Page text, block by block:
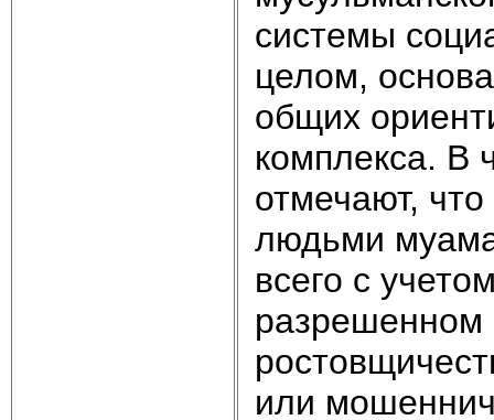
системы
целом,
общих
комплекса. В
отмечают,
людьми
всего с
разрешенном
или